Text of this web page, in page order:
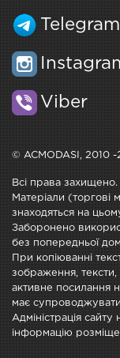
Telegram
Viber
© ACMODASI, 2010 -
Всі права захищено.
Матеріали (торгові
знаходяться на
Заборонено
без попередньої
При копіюванні
зображення, тексти,
активне посилання
має супроводжувати
Адміністрація сайту
інформацію